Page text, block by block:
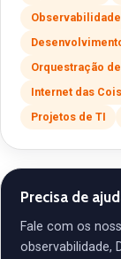
Observabilidade
Orquestração
Internet das
Projetos de TI
Precisa de
Fale com os
observabilidade,